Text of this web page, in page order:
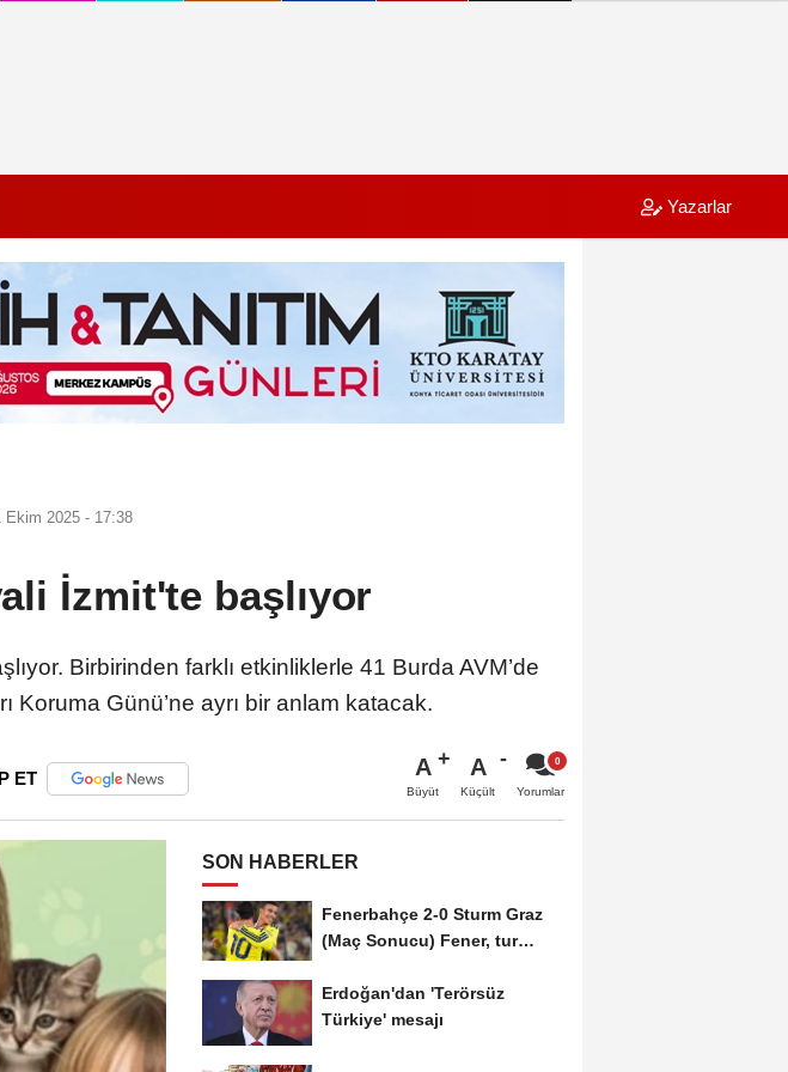
Yazarlar
Ekim 2025 - 17:38
İzmit'te başlıyor
Birbirinden farklı etkinliklerle 41 Burda AVM’de
Günü’ne ayrı bir anlam katacak.
ET A
Büyüt
A
Küçült Yorumlar
SON HABERLER
Fenerbahçe 2-0 Sturm Graz
(Maç Sonucu) Fener, tur
Erdoğan'dan 'Terörsüz
Türkiye' mesajı